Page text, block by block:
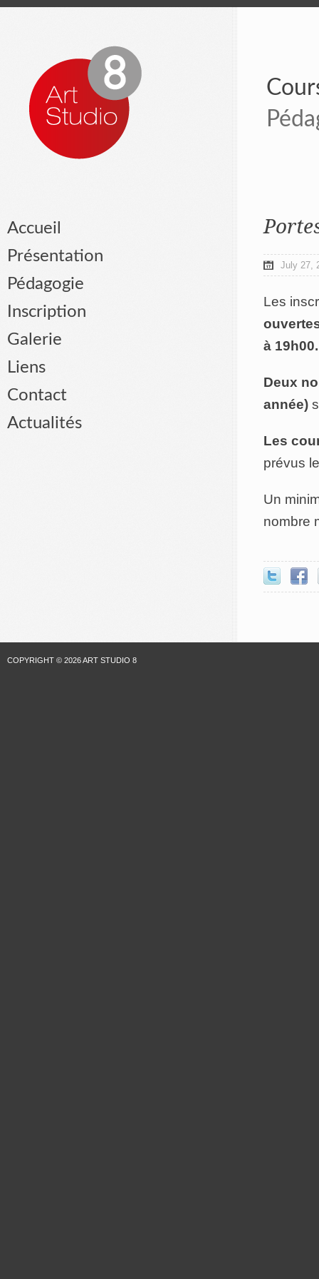
July 27,
Les
à 19h00.
Deux
année)
Les
prévus
Un
nombre
Accueil
Présentation
Pédagogie
Inscription
Galerie
Liens
Contact
Actualités
COPYRIGHT © 2026 ART STUDIO 8